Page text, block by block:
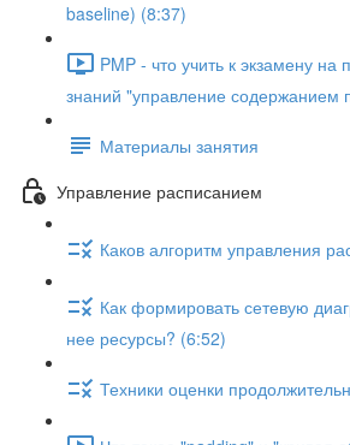
baseline) (8:37)
PMP - что учить к экзамену на
знаний "управление содержанием
Материалы занятия
Управление расписанием
Каков алгоритм управления
Как формировать сетевую
нее ресурсы? (6:52)
Техники оценки